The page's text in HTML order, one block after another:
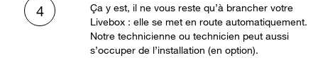
4
Ça y est, il ne vous reste qu’à brancher votre
Livebox : elle se met en route automatiquement.
Notre technicienne ou technicien peut aussi
s’occuper de l’installation (en option).